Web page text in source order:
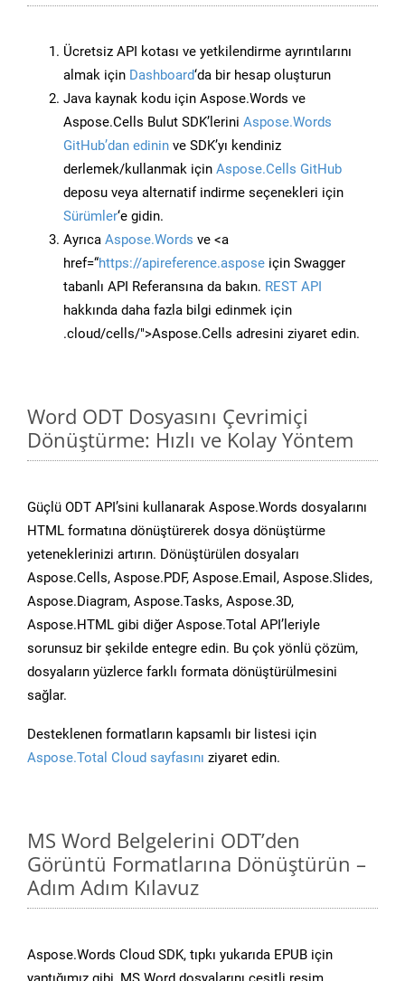
Ücretsiz API kotası ve yetkilendirme ayrıntılarını
almak için Dashboard‘da bir hesap oluşturun
Java kaynak kodu için Aspose.Words ve
Aspose.Cells Bulut SDK’lerini Aspose.Words
GitHub’dan edinin ve SDK’yı kendiniz
derlemek/kullanmak için Aspose.Cells GitHub
deposu veya alternatif indirme seçenekleri için
Sürümler‘e gidin.
Ayrıca Aspose.Words ve <a
href=“https://apireference.aspose için Swagger
tabanlı API Referansına da bakın. REST API
hakkında daha fazla bilgi edinmek için
.cloud/cells/">Aspose.Cells adresini ziyaret edin.
Word ODT Dosyasını Çevrimiçi
Dönüştürme: Hızlı ve Kolay Yöntem
Güçlü ODT API’sini kullanarak Aspose.Words dosyalarını
HTML formatına dönüştürerek dosya dönüştürme
yeteneklerinizi artırın. Dönüştürülen dosyaları
Aspose.Cells, Aspose.PDF, Aspose.Email, Aspose.Slides,
Aspose.Diagram, Aspose.Tasks, Aspose.3D,
Aspose.HTML gibi diğer Aspose.Total API’leriyle
sorunsuz bir şekilde entegre edin. Bu çok yönlü çözüm,
dosyaların yüzlerce farklı formata dönüştürülmesini
sağlar.
Desteklenen formatların kapsamlı bir listesi için
Aspose.Total Cloud sayfasını ziyaret edin.
MS Word Belgelerini ODT’den
Görüntü Formatlarına Dönüştürün –
Adım Adım Kılavuz
Aspose.Words Cloud SDK, tıpkı yukarıda EPUB için